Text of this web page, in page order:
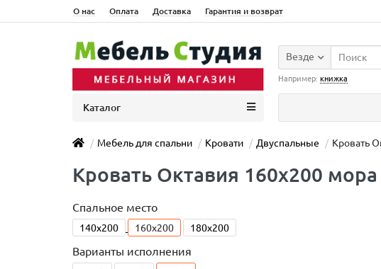
О нас Оплата Доставка Гарантия и возврат
Везде
Например: книжка
Каталог
Мебель для спальни Кровати Двуспальные Кровать
Кровать Октавия 160х200
Спальное место
140x200 160x200 180x200
Варианты исполнения